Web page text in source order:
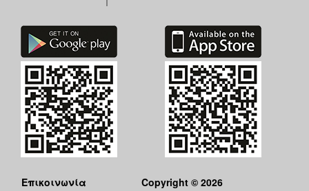
Επικοινωνία
Copyright © 2026